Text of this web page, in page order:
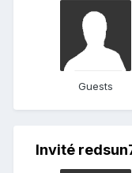
Guests
Invité